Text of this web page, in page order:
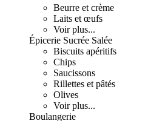
Beurre et crème
Laits et œufs
Voir plus...
Épicerie Sucrée Salée
Biscuits apéritifs
Chips
Saucissons
Rillettes et pâtés
Olives
Voir plus...
Boulangerie